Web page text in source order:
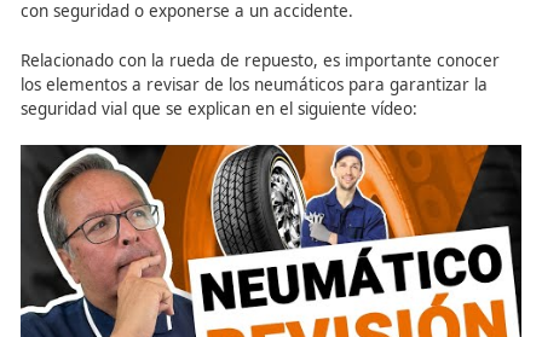
en laformación de docentes expertos en Movilidad
Con programas siempre actualizados a la normativa
conductores no solo la teoría de las normas de
también la aplicación práctica de la seguridad vial en
reales. Su enfoque abarca desde los fundamentos
las nuevas realidades tecnológicas, asegurando una
integral y rigurosa.
De esta manera, DAC Docenciacontribuye a que la